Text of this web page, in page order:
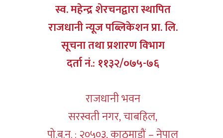
स्व. महेन्द्र शेरचनद्वारा स्थापित
राजधानी न्यूज पब्लिकेशन प्रा. लि.
सूचना तथा प्रशारण विभाग
दर्ता नं.: ११३२/०७५-७६
राजधानी भवन
सरस्वती नगर, चाबहिल,